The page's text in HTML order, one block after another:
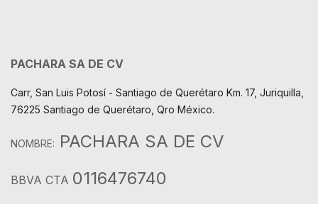
PACHARA SA DE CV
Carr, San Luis Potosí - Santiago de Querétaro Km. 17, Juriquilla,
76225 Santiago de Querétaro, Qro México.
NOMBRE: PACHARA SA DE CV
BBVA CTA 0116476740